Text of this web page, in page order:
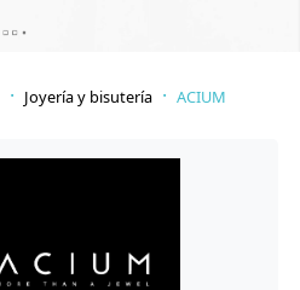
Joyería y bisutería ACIUM